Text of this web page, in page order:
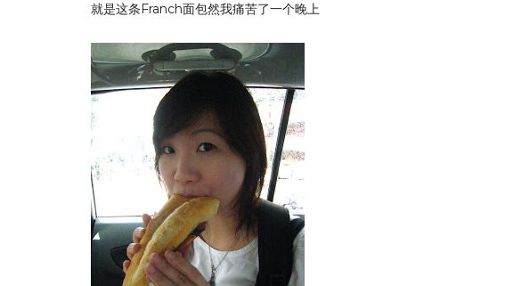
就是这条Franch面包然我痛苦了一个晚上